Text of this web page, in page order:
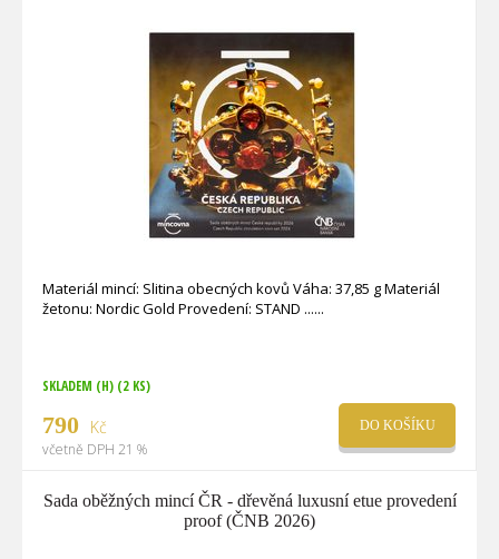
Materiál mincí: Slitina obecných kovů Váha: 37,85 g Materiál
žetonu: Nordic Gold Provedení: STAND ...
SKLADEM (H) (2 KS)
790 Kč
včetně DPH 21 %
DO KOŠÍKU
Sada oběžných mincí ČR - dřevěná luxusní etue provedení
proof (ČNB 2026)